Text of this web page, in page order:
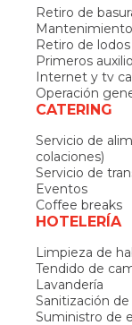
Retiro de
Retiro de lodos
Primeros
Internet y tv
Operación
CATERING
Servicio de
colaciones)
Servicio de
Eventos
Coffee breaks
HOTELERÍA
Limpieza de
Tendido de
Lavandería
Sanitización
Suministro de